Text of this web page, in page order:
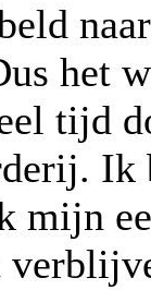
het
tijd
mijn